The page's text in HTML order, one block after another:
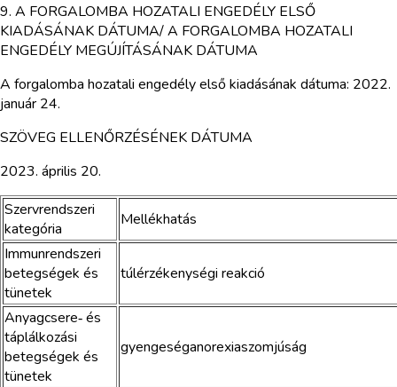
9. A FORGALOMBA HOZATALI ENGEDÉLY ELSŐ
KIADÁSÁNAK DÁTUMA/ A FORGALOMBA HOZATALI
ENGEDÉLY MEGÚJÍTÁSÁNAK DÁTUMA
A forgalomba hozatali engedély első kiadásának dátuma: 2022.
január 24.
SZÖVEG ELLENŐRZÉSÉNEK DÁTUMA
2023. április 20.
Szervrendszeri
kategória
Mellékhatás
Immunrendszeri
betegségek és
tünetek
túlérzékenységi reakció
Anyagcsere‑ és
táplálkozási
betegségek és
tünetek
gyengeséganorexiaszomjúság